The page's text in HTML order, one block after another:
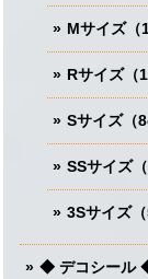
Mサイズ（
Rサイズ（
Sサイズ（
SSサイズ
3Sサイズ
◆ デコシール